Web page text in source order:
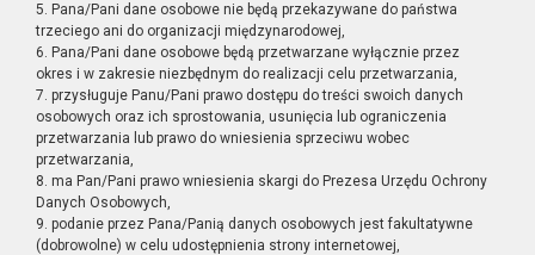
5. Pana/Pani dane osobowe nie będą przekazywane do państwa
trzeciego ani do organizacji międzynarodowej,
6. Pana/Pani dane osobowe będą przetwarzane wyłącznie przez
okres i w zakresie niezbędnym do realizacji celu przetwarzania,
7. przysługuje Panu/Pani prawo dostępu do treści swoich danych
osobowych oraz ich sprostowania, usunięcia lub ograniczenia
przetwarzania lub prawo do wniesienia sprzeciwu wobec
przetwarzania,
8. ma Pan/Pani prawo wniesienia skargi do Prezesa Urzędu Ochrony
Danych Osobowych,
9. podanie przez Pana/Panią danych osobowych jest fakultatywne
(dobrowolne) w celu udostępnienia strony internetowej,